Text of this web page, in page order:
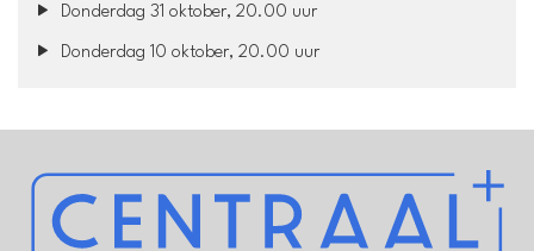
Donderdag 31 oktober, 20.00 uur
Donderdag 10 oktober, 20.00 uur